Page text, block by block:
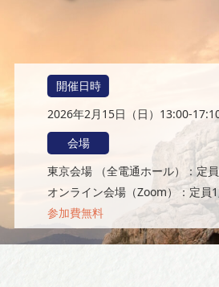
開催日時
2026年2月15日（日） 13:00-
会場
東京会場 （全電通ホール）：定
オンライン会場（Zoom）：定員
参加費無料